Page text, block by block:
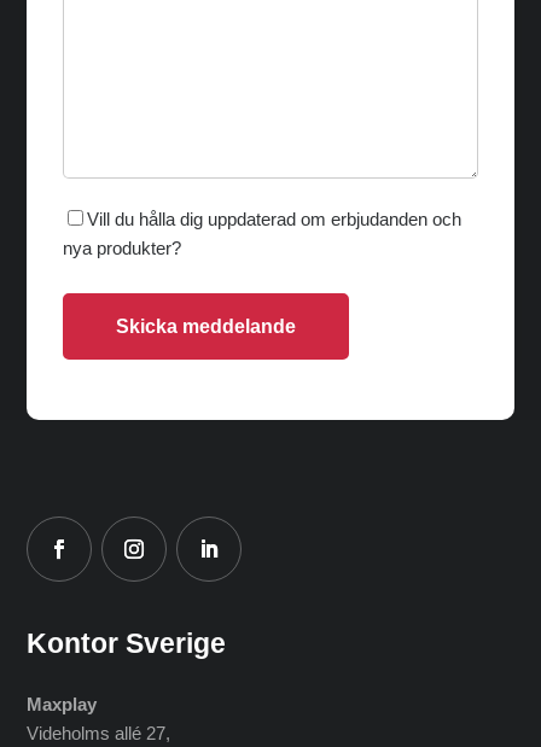
Vill du hålla dig uppdaterad om erbjudanden och
nya produkter?
Skicka meddelande
Kontor Sverige
Maxplay
Videholms allé 27,